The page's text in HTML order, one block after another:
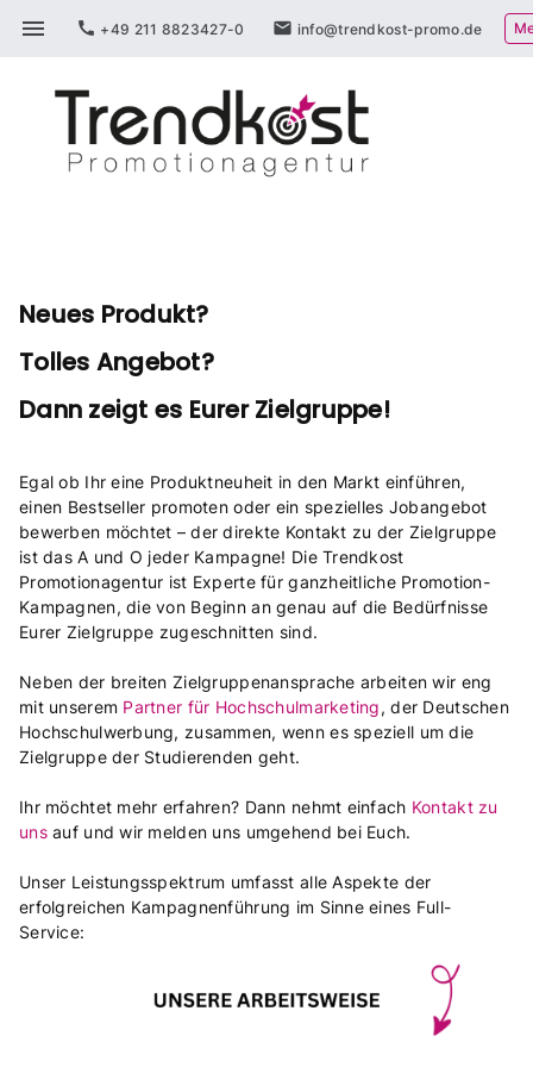
Inhalt
menu call +49 211 8823427-0 mail info@trendkost-promo.de
Neues Produkt?
Tolles Angebot?
Dann zeigt es Eurer Zielgruppe!
Egal ob Ihr eine Produktneuheit in den Markt einführen,
einen Bestseller promoten oder ein spezielles Jobangebot
bewerben möchtet – der direkte Kontakt zu der Zielgruppe
ist das A und O jeder Kampagne! Die Trendkost
Promotionagentur ist Experte für ganzheitliche Promotion-
Kampagnen, die von Beginn an genau auf die Bedürfnisse
Eurer Zielgruppe zugeschnitten sind.
Neben der breiten Zielgruppenansprache arbeiten wir eng
mit unserem Partner für Hochschulmarketing, der Deutschen
Hochschulwerbung, zusammen, wenn es speziell um die
Zielgruppe der Studierenden geht.
Ihr möchtet mehr erfahren? Dann nehmt einfach Kontakt zu
unsauf und wir melden uns umgehend bei Euch.
Unser Leistungsspektrum umfasst alle Aspekte der
erfolgreichen Kampagnenführung im Sinne eines Full-
Service: